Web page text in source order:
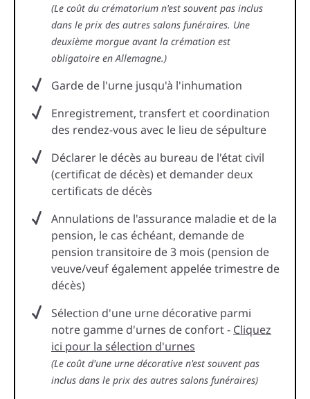
(Le coût du crématorium n'est souvent pas inclus
dans le prix des autres salons funéraires. Une
deuxième morgue avant la crémation est
obligatoire en Allemagne.)
Garde de l'urne jusqu'à l'inhumation
Enregistrement, transfert et coordination
des rendez-vous avec le lieu de sépulture
Déclarer le décès au bureau de l'état civil
(certificat de décès) et demander deux
certificats de décès
Annulations de l'assurance maladie et de la
pension, le cas échéant, demande de
pension transitoire de 3 mois (pension de
veuve/veuf également appelée trimestre de
décès)
Sélection d'une urne décorative parmi
notre gamme d'urnes de confort - Cliquez
ici pour la sélection d'urnes
(Le coût d'une urne décorative n'est souvent pas
inclus dans le prix des autres salons funéraires)